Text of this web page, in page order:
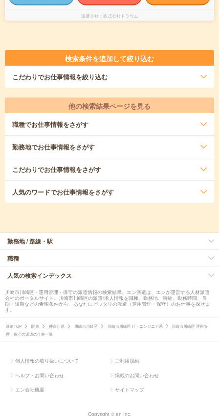
派遣会社 株式会社トラウム
検索条件を追加して絞り込む
こだわりでお仕事情報を絞り込む
他の検索結果ページを見る
職種でお仕事情報をさがす
勤務地でお仕事情報をさがす
こだわりでお仕事情報をさがす
人気のワードでお仕事情報をさがす
勤務地 / 路線・駅
職種
人気の検索インデックス
川崎市川崎区 - 運用管理・保守の派遣情報の検索結果。エン派遣は、エンが運営する人材派遣
会社のポータルサイト。川崎市川崎区の派遣/求人情報を職種、勤務地、時給、勤務時間、長
期・短期などの希望条件から、あなたにピッタリの派遣（運用管理・保守）のお仕事を探せま
す。
派遣TOP 関東 神奈川県 川崎市川崎区 川崎市川崎区 IT・エンジニア系
川崎市川崎区 運用管
理・保守の派遣の仕事一覧
個人情報の取り扱いについて ご利用規約
ヘルプ・お問い合わせ 掲載のお問い合わせ
エン会社概要 サイトマップ
Copyright © en Inc.